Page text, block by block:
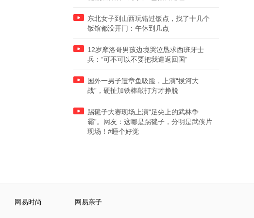
东北女子到山西玩错过饭点，找了十几个
饭馆都没开门：午休到几点
12岁摩洛哥男孩边境哭泣恳求西班牙士
兵：“可不可以不要把我遣返回国”
国外一男子遭章鱼吸脸，上演“拔河大
战”，硬扯加铁棒敲打方才挣脱
踢毽子大赛现场上演“足尖上的武林争
霸”。网友：这哪是踢毽子，分明是武侠片
现场！#睡个好觉
网易时尚 网易亲子